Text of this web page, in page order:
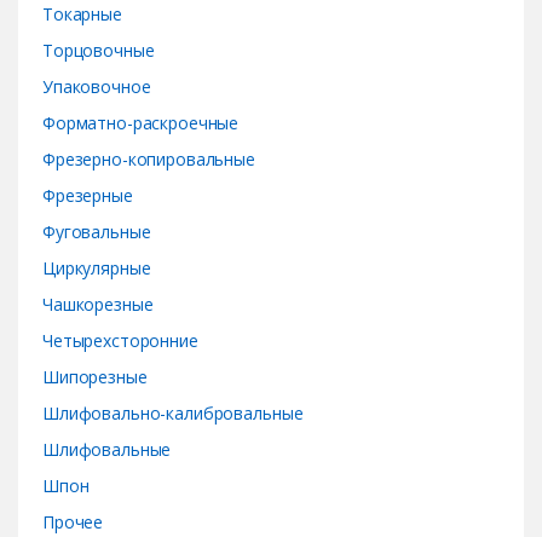
Токарные
Торцовочные
Упаковочное
Форматно-раскроечные
Фрезерно-копировальные
Фрезерные
Фуговальные
Циркулярные
Чашкорезные
Четырехсторонние
Шипорезные
Шлифовально-калибровальные
Шлифовальные
Шпон
Прочее